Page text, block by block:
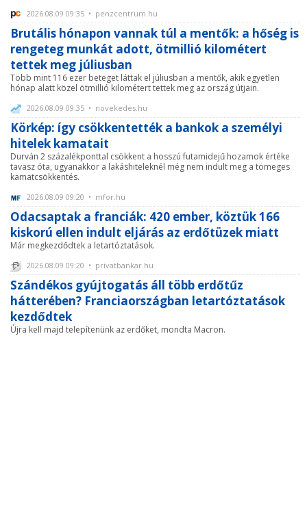
2026.08.09 09:35 • penzcentrum.hu
Brutális hónapon vannak túl a mentők: a hőség is
rengeteg munkát adott, ötmillió kilométert
tettek meg júliusban
Több mint 116 ezer beteget láttak el júliusban a mentők, akik egyetlen
hónap alatt közel ötmillió kilométert tettek meg az ország útjain.
2026.08.09 09:35 • novekedes.hu
Körkép: így csökkentették a bankok a személyi
hitelek kamatait
Durván 2 százalékponttal csökkent a hosszú futamidejű hozamok értéke
tavasz óta, ugyanakkor a lakáshiteleknél még nem indult meg a tömeges
kamatcsökkentés.
2026.08.09 09:20 • mfor.hu
Odacsaptak a franciák: 420 ember, köztük 166
kiskorú ellen indult eljárás az erdőtüzek miatt
Már megkezdődtek a letartóztatások.
2026.08.09 09:20 • privatbankar.hu
Szándékos gyújtogatás áll több erdőtűz
hátterében? Franciaországban letartóztatások
kezdődtek
Újra kell majd telepítenünk az erdőket, mondta Macron.